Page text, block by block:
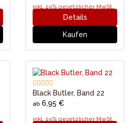
inkl. 19% gesetzlicher MwSt.
Details
Kaufen
Black Butler, Band 22
ab 6,95 €
inkl. 19% gesetzlicher MwSt.